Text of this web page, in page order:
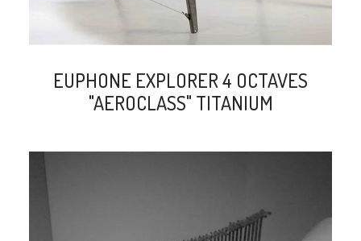
EUPHONE EXPLORER 4 OCTAVES
"AEROCLASS" TITANIUM